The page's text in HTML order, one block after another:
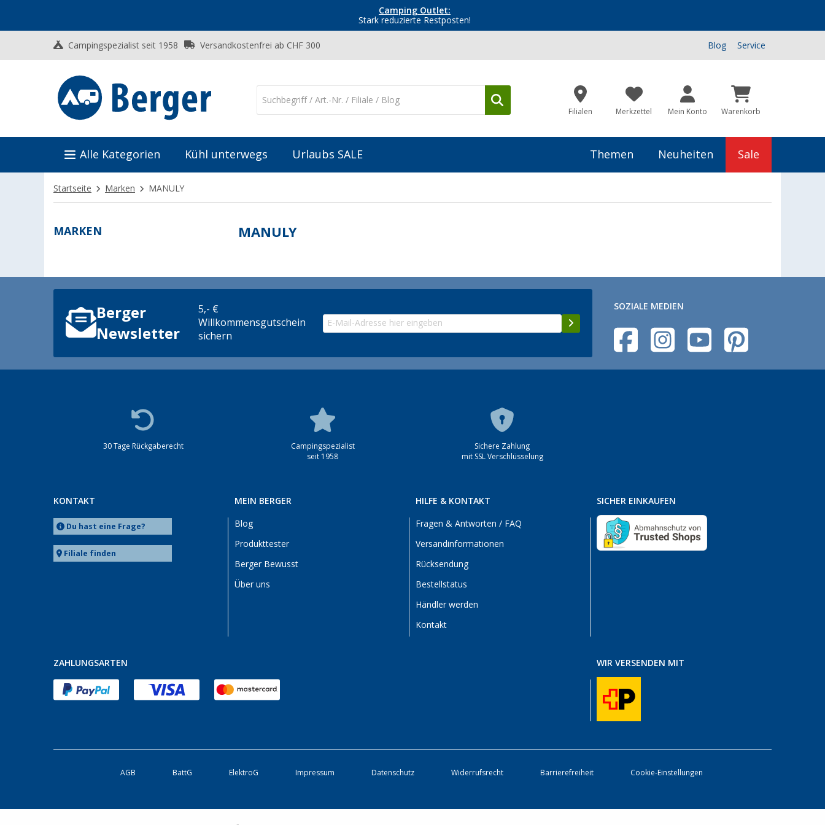
Camping Outlet:
Stark reduzierte Restposten!
Campingspezialist seit 1958 Versandkostenfrei ab CHF 300 Blog Service
Filialen Merkzettel Mein Konto Warenkorb
Alle Kategorien Kühl unterwegs Urlaubs SALE Themen Neuheiten Sale
Startseite Marken MANULY
MARKEN MANULY
Berger
Newsletter
5,- €
Willkommensgutschein
sichern
SOZIALE MEDIEN
30 Tage Rückgaberecht
Campingspezialist
seit 1958
Sichere Zahlung
mit SSL Verschlüsselung
KONTAKT
Du hast eine Frage?
Filiale finden
MEIN BERGER
Blog
Produkttester
Berger Bewusst
Über uns
HILFE & KONTAKT
Fragen & Antworten / FAQ
Versandinformationen
Rücksendung
Bestellstatus
Händler werden
Kontakt
SICHER EINKAUFEN
ZAHLUNGSARTEN WIR VERSENDEN MIT
AGB BattG ElektroG Impressum Datenschutz Widerrufsrecht Barrierefreiheit Cookie-Einstellungen